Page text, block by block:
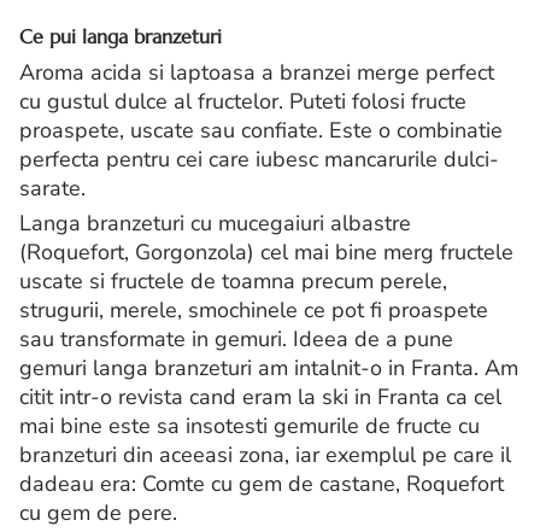
Ce pui langa branzeturi
Aroma acida si laptoasa a branzei merge perfect
cu gustul dulce al fructelor. Puteti folosi fructe
proaspete, uscate sau confiate. Este o combinatie
perfecta pentru cei care iubesc mancarurile dulci-
sarate.
Langa branzeturi cu mucegaiuri albastre
(Roquefort, Gorgonzola) cel mai bine merg fructele
uscate si fructele de toamna precum perele,
strugurii, merele, smochinele ce pot fi proaspete
sau transformate in gemuri. Ideea de a pune
gemuri langa branzeturi am intalnit-o in Franta. Am
citit intr-o revista cand eram la ski in Franta ca cel
mai bine este sa insotesti gemurile de fructe cu
branzeturi din aceeasi zona, iar exemplul pe care il
dadeau era: Comte cu gem de castane, Roquefort
cu gem de pere.